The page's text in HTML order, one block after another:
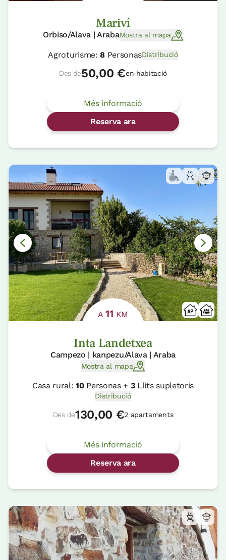
Mariví
Orbiso/Alava | ArabaMostra al mapa
Agroturisme:8PersonasDistribució
Des de50,00 €en habitació
Més informació
Reserva ara
A11 KM
Inta Landetxea
Campezo | kanpezu/Alava | Araba
Mostra al mapa
Casa rural:10Personas + 3Llits supletoris
Distribució
Des de130,00 €2 apartaments
Més informació
Reserva ara